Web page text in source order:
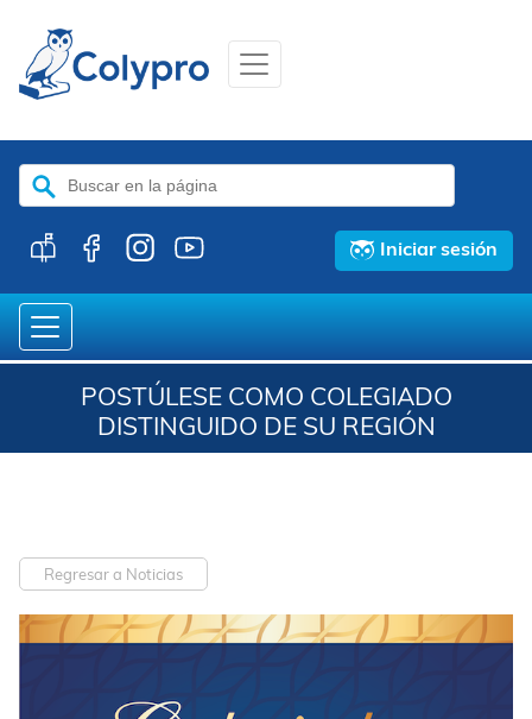
Buscar:
Iniciar sesión
POSTÚLESE COMO COLEGIADO
DISTINGUIDO DE SU REGIÓN
Regresar a Noticias